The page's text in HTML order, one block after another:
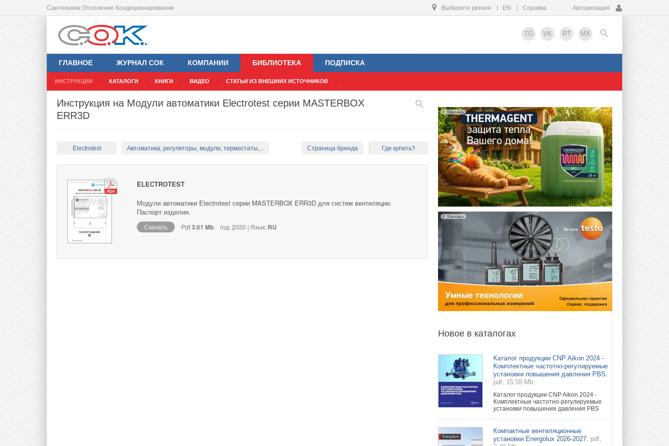
Сантехника Отопление Кондиционирование Выберите регион EN Справка Авторизация
TG VK RT MX
ГЛАВНОЕ ЖУРНАЛ СОК КОМПАНИИ БИБЛИОТЕКА
ИНСТРУКЦИИ КАТАЛОГИ КНИГИ ВИДЕО СТАТЬИ ИЗ ВНЕШНИХ ИСТОЧНИКОВ
ПОДПИСКА
EN
Инструкция на Модули автоматики Electrotest серии MASTERBOX
ERR3D
Electrotest Автоматика, регуляторы, модули, термостаты,... Страница бренда Где купить?
ELECTROTEST
Модули автоматики Electrotest серии MASTERBOX ERR3D для систем вентиляции.
Паспорт изделия.
Скачать Pdf3.01 Mb год: 2020 | Язык: RU
Реклама
Реклама
Новое в каталогах
Каталог продукции CNP Aikon 2024 -
Комплектные частотно-регулируемые
установки повышения давления PBS.
pdf, 15.55 Mb
Каталог продукции CNP Aikon 2024 -
Комплектные частотно-регулируемые
установки повышения давления PBS
Компактные вентиляционные
установки Energolux 2026-2027. pdf,